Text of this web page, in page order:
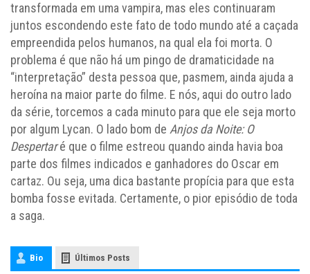
transformada em uma vampira, mas eles continuaram
juntos escondendo este fato de todo mundo até a caçada
empreendida pelos humanos, na qual ela foi morta. O
problema é que não há um pingo de dramaticidade na
“interpretação” desta pessoa que, pasmem, ainda ajuda a
heroína na maior parte do filme. E nós, aqui do outro lado
da série, torcemos a cada minuto para que ele seja morto
por algum Lycan. O lado bom de Anjos da Noite: O
Despertaré que o filme estreou quando ainda havia boa
parte dos filmes indicados e ganhadores do Oscar em
cartaz. Ou seja, uma dica bastante propícia para que esta
bomba fosse evitada. Certamente, o pior episódio de toda
a saga.
Bio Últimos Posts